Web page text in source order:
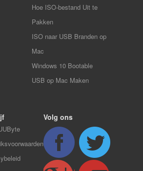
Hoe ISO-bestand Uit te
Pakken
ISO naar USB Branden op
Mac
Windows 10 Bootable
USB op Mac Maken
Volg ons